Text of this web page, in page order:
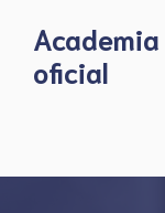
contentoficial